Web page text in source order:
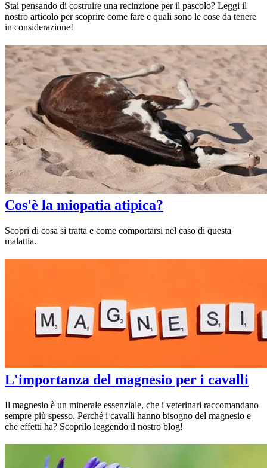
Stai pensando di costruire una recinzione per il pascolo? Leggi il
nostro articolo per scoprire come fare e quali sono le cose da tenere
in considerazione!
Cos'è la miopatia atipica?
Scopri di cosa si tratta e come comportarsi nel caso di questa
malattia.
L'importanza del magnesio per i cavalli
Il magnesio è un minerale essenziale, che i veterinari raccomandano
sempre più spesso. Perché i cavalli hanno bisogno del magnesio e
che effetti ha? Scoprilo leggendo il nostro blog!